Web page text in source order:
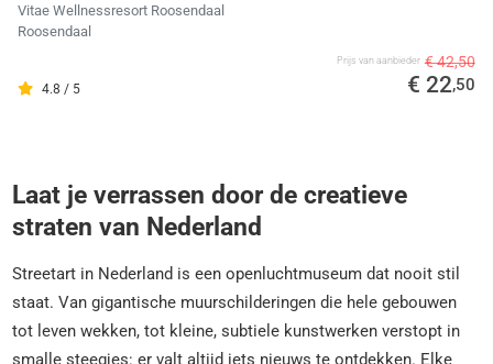
Vitae Wellnessresort Roosendaal
Roosendaal
4.8 / 5
Prijs van aanbieder € 42,50
€ 22,50
Laat je verrassen door de creatieve
straten van Nederland
Streetart in Nederland is een openluchtmuseum dat nooit stil
staat. Van gigantische muurschilderingen die hele gebouwen
tot leven wekken, tot kleine, subtiele kunstwerken verstopt in
smalle steegjes: er valt altijd iets nieuws te ontdekken. Elke